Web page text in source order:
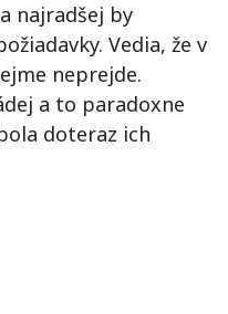
najradšej by
Vedia, že v
neprejde.
a to paradoxne
doteraz ich